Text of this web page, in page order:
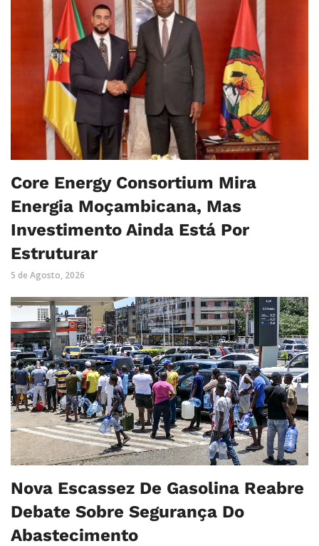
Core Energy Consortium Mira
Energia Moçambicana, Mas
Investimento Ainda Está Por
Estruturar
5 de Agosto, 2026
Nova Escassez De Gasolina Reabre
Debate Sobre Segurança Do
Abastecimento